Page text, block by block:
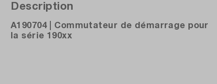
Description
A190704 | Commutateur de démarrage pour
la série 190xx